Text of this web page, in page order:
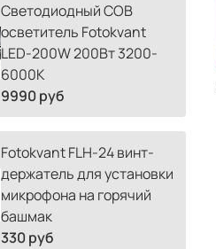
Светодиодный COB
осветитель Fotokvant
LED-200W 200Вт 3200-
6000К
9990 руб
Fotokvant FLH-24 винт-
держатель для установки
микрофона на горячий
башмак
330 руб